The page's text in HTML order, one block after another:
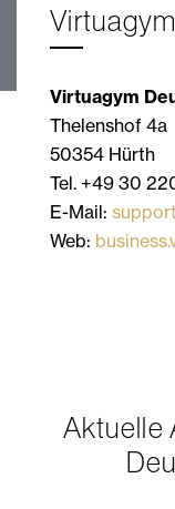
Virtuagym
Thelenshof 4a
50354 Hürth
Tel. +49 30
E-Mail:
Web:
Aktuelle